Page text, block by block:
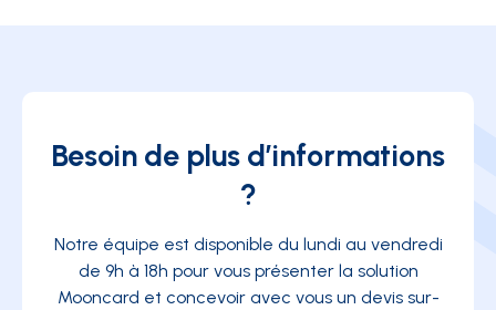
Besoin de plus d’informations
?
Notre équipe est disponible du lundi au vendredi
de 9h à 18h pour vous présenter la solution
Mooncard et concevoir avec vous un devis sur-